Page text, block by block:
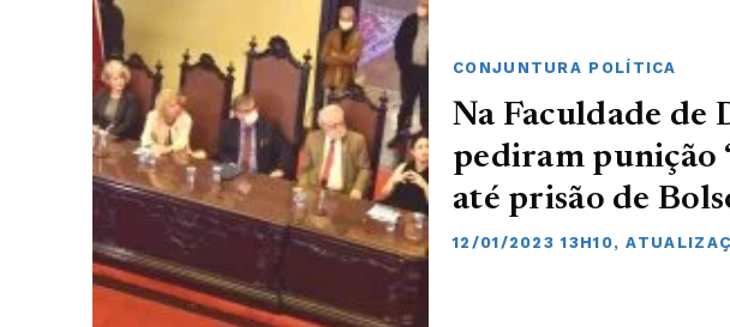
CONJUNTURA POLÍTICA
Na Faculdade de
pediram punição
até prisão de
12/01/2023 13H10,